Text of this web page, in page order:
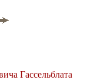
Гассельблата